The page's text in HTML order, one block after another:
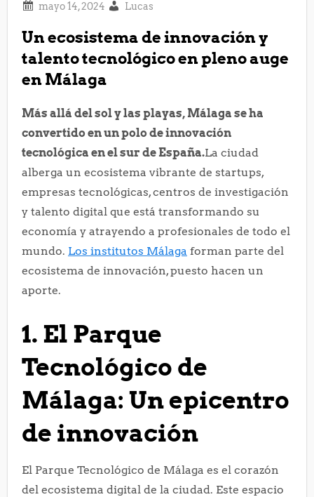
Lucas
Un ecosistema de innovación y
talento tecnológico en pleno auge
en Málaga
Más allá del sol y las playas, Málaga se ha
convertido en un polo de innovación
tecnológica en el sur de España.La ciudad
alberga un ecosistema vibrante de startups,
empresas tecnológicas, centros de investigación
y talento digital que está transformando su
economía y atrayendo a profesionales de todo el
mundo. Los institutos Málaga forman parte del
ecosistema de innovación, puesto hacen un
aporte.
1. El Parque
Tecnológico de
Málaga: Un epicentro
de innovación
El Parque Tecnológico de Málaga es el corazón
del ecosistema digital de la ciudad. Este espacio